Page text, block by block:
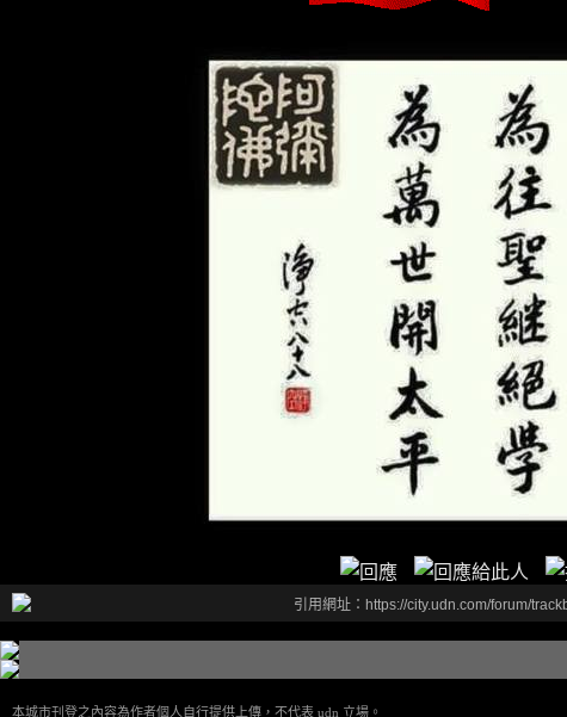
引用網址：https://city.udn.com/forum/
本城市刊登之內容為作者個人自行提供上傳，不代表 udn 立場。